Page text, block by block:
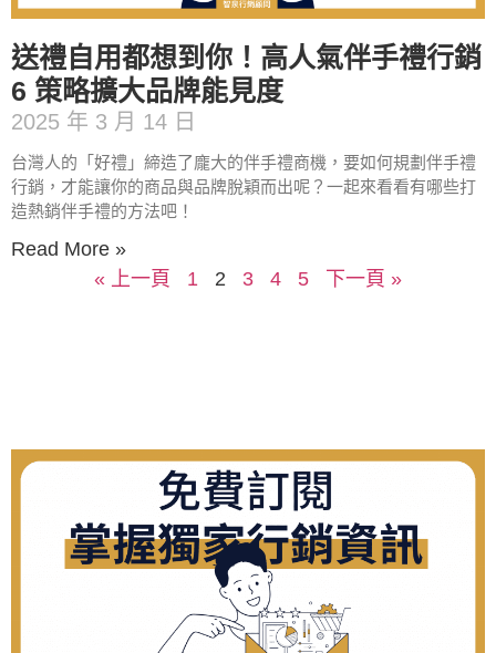
送禮自用都想到你！高人氣伴手禮行銷
6 策略擴大品牌能見度
2025 年 3 月 14 日
台灣人的「好禮」締造了龐大的伴手禮商機，要如何規劃伴手禮
行銷，才能讓你的商品與品牌脫穎而出呢？一起來看看有哪些打
造熱銷伴手禮的方法吧！
Read More »
« 上一頁
1 2 3 4 5 下一頁 »